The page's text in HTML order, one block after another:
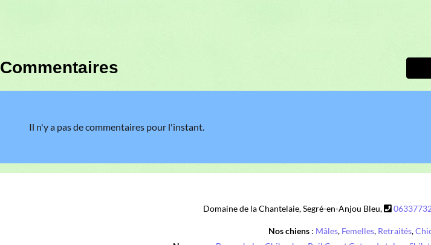
Commentaires
Il n'y a pas de commentaires pour l'instant.
Domaine de la Chantelaie, Segré-en-Anjou Bleu,
Nos chiens: Mâles, Femelles, Retraités,